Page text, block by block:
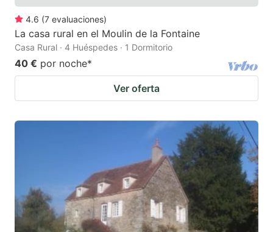
4.6 (7 evaluaciones)
La casa rural en el Moulin de la Fontaine
Casa Rural · 4 Huéspedes · 1 Dormitorio
40 € por noche*
Ver oferta